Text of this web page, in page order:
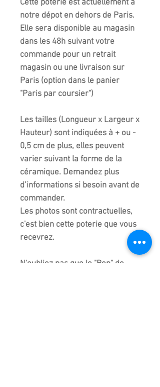
Cette poterie est actuellement à
notre dépot en dehors de Paris.
Elle sera disponible au magasin
dans les 48h suivant votre
commande pour un retrait
magasin ou une livraison sur
Paris (option dans le panier
"Paris par coursier")
Les tailles (Longueur x Largeur x
Hauteur) sont indiquées à + ou -
0,5 cm de plus, elles peuvent
varier suivant la forme de la
céramique. Demandez plus
d’informations si besoin avant de
commander.
Les photos sont contractuelles,
c'est bien cette poterie que vous
recevrez.
N'oubliez pas que le "Bon" de